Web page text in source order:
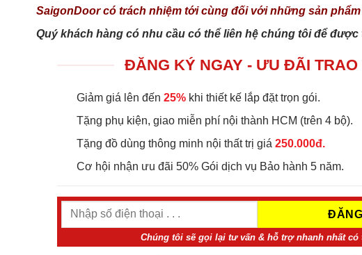
SaigonDoor có trách nhiệm tới cùng đối với những sản
Quý khách hàng có nhu cầu có thể liên hệ chúng tôi để
ĐĂNG KÝ NGAY - ƯU ĐÃI TRAO
Giảm giá lên đến 25% khi thiết kế lắp đặt trọn gói.
Tặng phụ kiện, giao miễn phí nội thành HCM (trên 4 bộ).
Tặng đồ dùng thông minh nội thất trị giá 250.000đ.
Cơ hội nhận ưu đãi 50% Gói dịch vụ Bảo hành 5 năm.
Chúng tôi sẽ gọi lại tư vấn & hỗ trợ nhanh nhất có